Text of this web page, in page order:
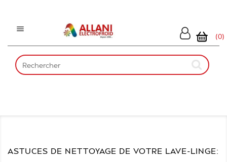

(0)
ASTUCES DE NETTOYAGE DE VOTRE LAVE-LINGE: